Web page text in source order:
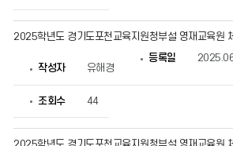
작성자 유해경
등록일
조회수 44